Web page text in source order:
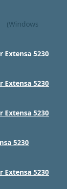
(Windows
Extensa 5230
Extensa 5230
Extensa 5230
5230
Extensa 5230